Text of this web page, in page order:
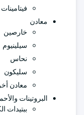
معادن
خارصين
سيلينيوم
نحاس
سليكون
معادن
البروتينات
ببتيدات